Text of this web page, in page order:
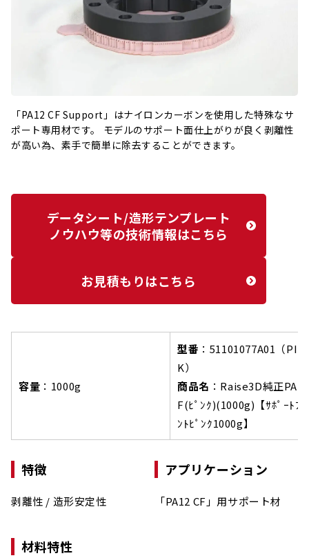
「PA12 CF Support」はナイロンカーボンを使用した特殊なサ
ポート専用材です。 モデルのサポート面仕上がりが良く剥離性
が高い為、素手で簡単に除去することができます。
データシート/造形テンプレート
ノウハウ等の技術情報はこちら
お見積もりはこちら
容量 ：1000g
型番 ：51101077A01（PIN
K）
商品名 ： Raise3D純正PA
F(ﾋﾟﾝｸ)(1000g)【ｻﾎﾟｰﾄﾌ
ﾝﾄﾋﾟﾝｸ1000g】
特徴
剥離性 / 造形安定性
アプリケーション
「PA12 CF」用サポート材
材料特性